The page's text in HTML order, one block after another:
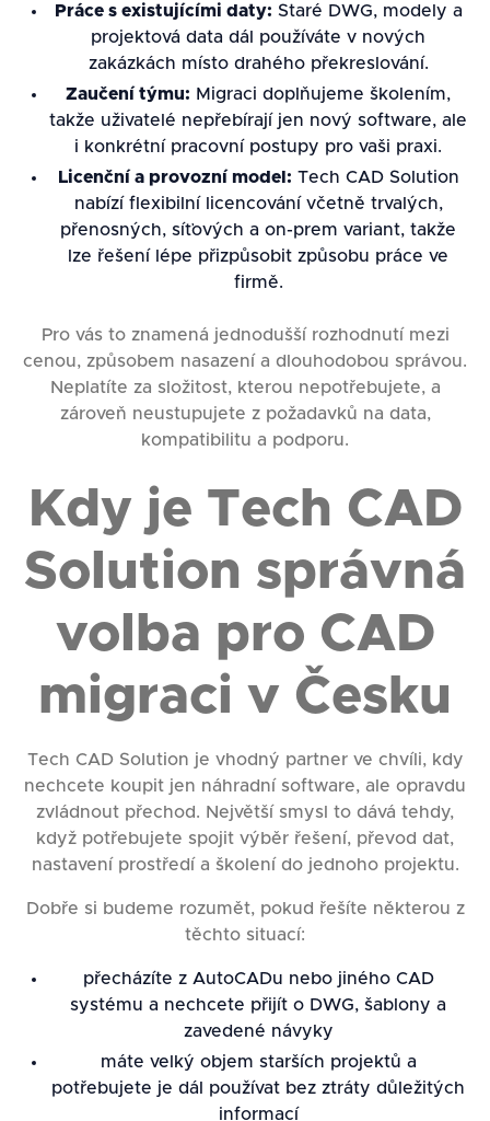
Práce s existujícími daty: Staré DWG, modely a
projektová data dál používáte v nových
zakázkách místo drahého překreslování.
Zaučení týmu: Migraci doplňujeme školením,
takže uživatelé nepřebírají jen nový software, ale
i konkrétní pracovní postupy pro vaši praxi.
Licenční a provozní model: Tech CAD Solution
nabízí flexibilní licencování včetně trvalých,
přenosných, síťových a on-prem variant, takže
lze řešení lépe přizpůsobit způsobu práce ve
firmě.
Pro vás to znamená jednodušší rozhodnutí mezi
cenou, způsobem nasazení a dlouhodobou správou.
Neplatíte za složitost, kterou nepotřebujete, a
zároveň neustupujete z požadavků na data,
kompatibilitu a podporu.
Kdy je Tech CAD
Solution správná
volba pro CAD
migraci v Česku
Tech CAD Solution je vhodný partner ve chvíli, kdy
nechcete koupit jen náhradní software, ale opravdu
zvládnout přechod. Největší smysl to dává tehdy,
když potřebujete spojit výběr řešení, převod dat,
nastavení prostředí a školení do jednoho projektu.
Dobře si budeme rozumět, pokud řešíte některou z
těchto situací:
přecházíte z AutoCADu nebo jiného CAD
systému a nechcete přijít o DWG, šablony a
zavedené návyky
máte velký objem starších projektů a
potřebujete je dál používat bez ztráty důležitých
informací